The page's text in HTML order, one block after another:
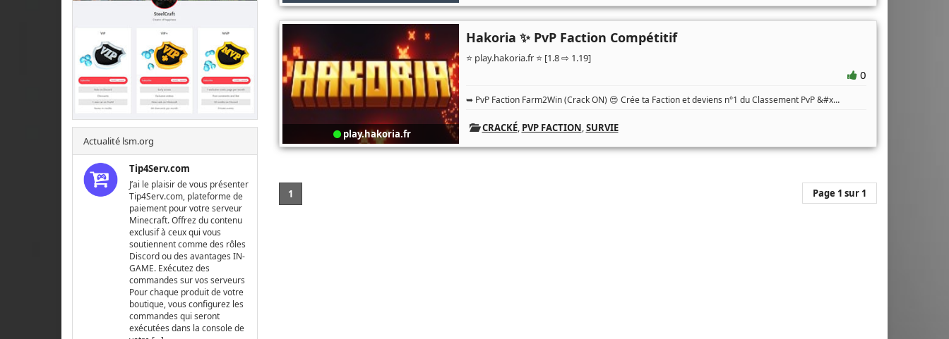
Actualité lsm.org
Tip4Serv.com
J’ai le plaisir de vous présenter
Tip4Serv.com, plateforme de
paiement pour votre serveur
Minecraft. Offrez du contenu
exclusif à ceux qui vous
soutiennent comme des rôles
Discord ou des avantages IN-
GAME. Exécutez des
commandes sur vos serveurs
Pour chaque produit de votre
boutique, vous configurez les
commandes qui seront
exécutées dans la console de
play.hakoria.fr
Hakoria ✨ PvP Faction Compétitif
⭐ play.hakoria.fr ⭐ [1.8 ⇨ 1.19]
0
➥ PvP Faction Farm2Win (Crack ON) 😍 Crée ta Faction et deviens n°1 du Classement PvP &#x...
CRACKÉ, PVP FACTION,SURVIE
1 Page 1 sur 1